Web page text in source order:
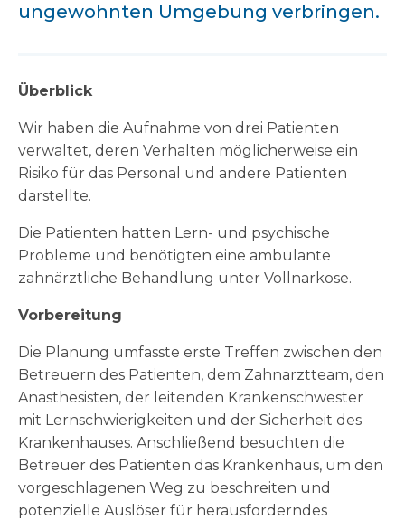
ungewohnten Umgebung verbringen.
Überblick
Wir haben die Aufnahme von drei Patienten
verwaltet, deren Verhalten möglicherweise ein
Risiko für das Personal und andere Patienten
darstellte.
Die Patienten hatten Lern- und psychische
Probleme und benötigten eine ambulante
zahnärztliche Behandlung unter Vollnarkose.
Vorbereitung
Die Planung umfasste erste Treffen zwischen den
Betreuern des Patienten, dem Zahnarztteam, den
Anästhesisten, der leitenden Krankenschwester
mit Lernschwierigkeiten und der Sicherheit des
Krankenhauses. Anschließend besuchten die
Betreuer des Patienten das Krankenhaus, um den
vorgeschlagenen Weg zu beschreiten und
potenzielle Auslöser für herausforderndes